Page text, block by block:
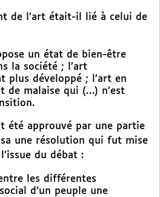
de l’art était-il lié à celui de
un état de bien-être
la société ; l’art
plus développé ; l’art en
de malaise qui (…) n’est
été approuvé par une partie
une résolution qui fut mise
du débat :
les différentes
d’un peuple une